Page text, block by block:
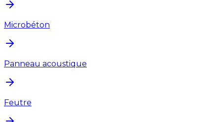
Microbéton
Panneau acoustique
Feutre